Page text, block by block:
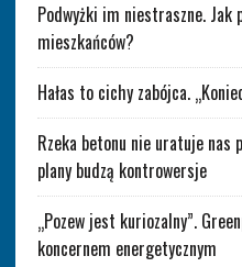
Podwyżki im niestraszne. Jak
mieszkańców?
Hałas to cichy zabójca.
Rzeka betonu nie uratuje nas
plany budzą kontrowersje
„Pozew jest kuriozalny”.
koncernem energetycznym